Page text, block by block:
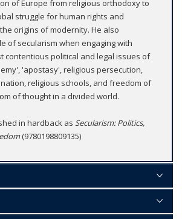
of Europe from religious orthodoxy to
struggle for human rights and
origins of modernity. He also
of secularism when engaging with
contentious political and legal issues of
'apostasy', religious persecution,
religious schools, and freedom of
of thought in a divided world.
in hardback as Secularism: Politics,
(9780198809135)